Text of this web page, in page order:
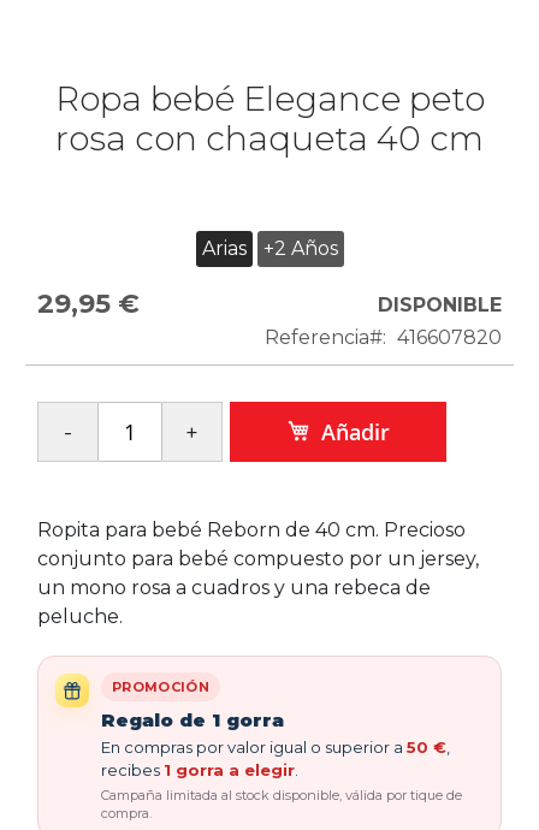
Ropa bebé Elegance peto
rosa con chaqueta 40 cm
Arias +2 Años
29,95 €
DISPONIBLE
Referencia
416607820
Añadir
Ropita para bebé Reborn de 40 cm. Precioso
conjunto para bebé compuesto por un jersey,
un mono rosa a cuadros y una rebeca de
peluche.
PROMOCIÓN
Regalo de 1 gorra
En compras por valor igual o superior a 50 €
recibes 1 gorra a elegir
Campaña limitada al stock disponible, válida por tique de
compra.